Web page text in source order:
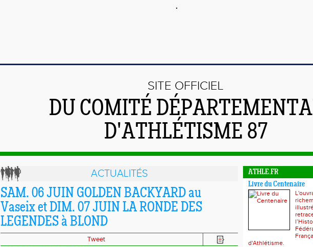
SITE OFFICIEL
DU COMITÉ
D'ATHLÉTISME 87
ACTUALITÉS
SAM. 06 JUIN GOLDEN BACKYARD au
Vaseix et DIM. 07 JUIN LA RONDE DES
LEGENDES à BLOND
Tweet
ATHLE.FR
Livre du Centenaire
d'Athlétisme.